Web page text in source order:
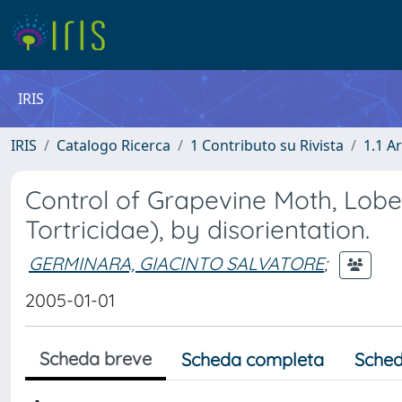
IRIS
IRIS Catalogo Ricerca 1 Contributo su Rivista 1.1
Control of Grapevine Moth,
Tortricidae), by disorientation.
GERMINARA, GIACINTO SALVATORE;
2005-01-01
Scheda breve Scheda completa